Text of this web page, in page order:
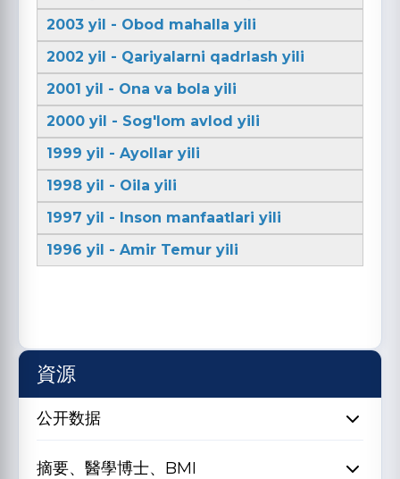
2003 yil - Obod mahalla yili
2002 yil - Qariyalarni qadrlash yili
2001 yil - Ona va bola yili
2000 yil - Sog'lom avlod yili
1999 yil - Ayollar yili
1998 yil - Oila yili
1997 yil - Inson manfaatlari yili
1996 yil - Amir Temur yili
資源
公开数据
摘要、醫學博士、BMI